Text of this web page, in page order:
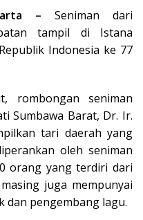
– Seniman dari
tampil di Istana
Indonesia ke 77
rombongan seniman
Sumbawa Barat, Dr. Ir.
tari daerah yang
oleh seniman
orang yang terdiri dari
juga mempunyai
dan pengembang lagu.